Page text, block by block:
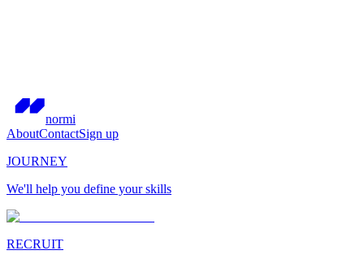
normi
AboutContactSign up
JOURNEY
We'll help you define your skills
RECRUIT